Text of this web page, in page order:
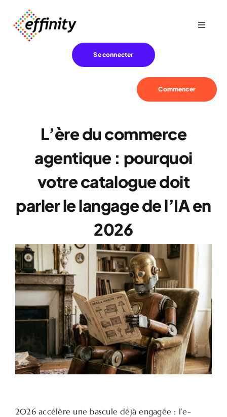
contenu
Toggle
Effinity
Se connecter
Commencer
L’ère du commerce
agentique : pourquoi
votre catalogue doit
parler le langage de l’IA en
2026
2026 accélère une bascule déjà engagée : l’e-